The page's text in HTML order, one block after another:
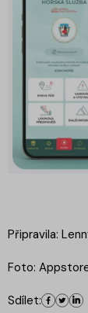
Připravila:
Foto:
Sdílet: